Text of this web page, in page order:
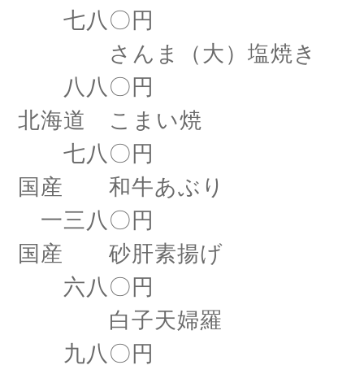
七八〇円
さんま（大）塩焼き
八八〇円
北海道 こまい焼
七八〇円
国産 和牛あぶり
一三八〇円
国産 砂肝素揚げ
六八〇円
白子天婦羅
九八〇円